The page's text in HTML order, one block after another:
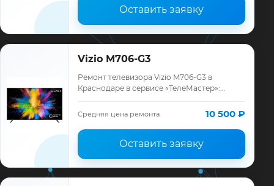
Оставить заявку
Vizio M706-G3
Ремонт телевизора Vizio M706-G3 в
Краснодаре в сервисе «ТелеМастер»:
ремонта, запчасти и гарантия до 12
месяцев.
Средняя цена ремонта 10 500 ₽
Оставить заявку